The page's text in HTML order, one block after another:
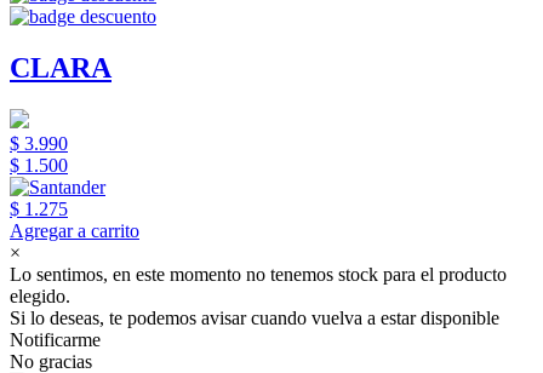
CLARA
$ 3.990
$ 1.500
$ 1.275
Agregar a carrito
×
Lo sentimos, en este momento no tenemos stock para el producto
elegido.
Si lo deseas, te podemos avisar cuando vuelva a estar disponible
Notificarme
No gracias